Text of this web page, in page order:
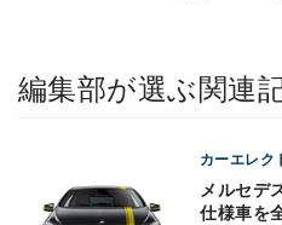
編集部が選ぶ関連
カーエレク
メルセデ
仕様車を